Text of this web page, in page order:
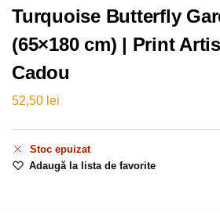
Turquoise Butterfly
(65×180 cm) | Print
Cadou
52,50 lei
Stoc epuizat
Adaugă la lista de favorite